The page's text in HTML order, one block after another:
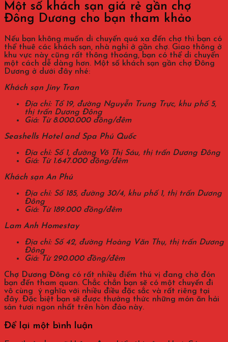
Một số khách sạn giá rẻ gần chợ
Đông Dương cho bạn tham khảo
Nếu bạn không muốn di chuyển quá xa đến chợ thì bạn có
thể thuê các khách sạn, nhà nghỉ ở gần chợ. Giao thông ở
khu vực này cũng rất thông thoáng, bạn có thể di chuyển
một cách dễ dàng hơn. Một số khách sạn gần chợ Đông
Dương ở dưới đây nhé:
Khách sạn Jiny Tran
Địa chỉ: Tổ 19, đường Nguyễn Trung Trực, khu phố 5,
thị trấn Dương Đông
Giá: Từ 8.000.000 đồng/đêm
Seashells Hotel and Spa Phú Quốc
Địa chỉ: Số 1, đường Võ Thị Sáu, thị trấn Dương Đông
Giá: Từ 1.647.000 đồng/đêm
Khách sạn An Phú
Địa chỉ: Số 185, đường 30/4, khu phố 1, thị trấn Dương
Đông
Giá: Từ 189.000 đồng/đêm
Lam Anh Homestay
Địa chỉ: Số 42, đường Hoàng Văn Thụ, thị trấn Dương
Đông
Giá: Từ 290.000 đồng/đêm
Chợ Dương Đông có rất nhiều điểm thú vị đang chờ đón
bạn đến tham quan. Chắc chắn bạn sẽ có một chuyến đi
vô cùng ý nghĩa với nhiều điều đặc sắc và rất riêng tại
đây. Đặc biệt bạn sẽ được thưởng thức những món ăn hải
sản tươi ngon nhất trên hòn đảo này.
Để lại một bình luận